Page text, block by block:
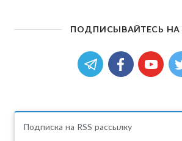
ПОДПИСЫВАЙТЕСЬ НА
Подписка на RSS рассылку